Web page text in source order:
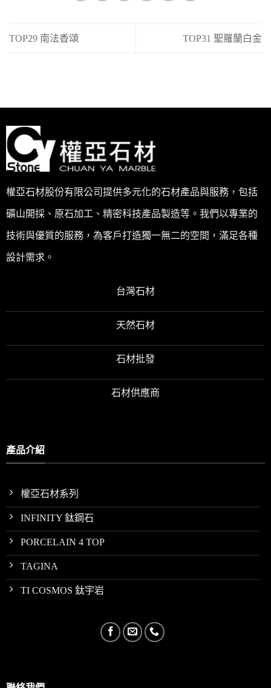
TOP29 南法香頌 TOP31 聖羅蘭白金
權亞石材股份有限公司提供多元化的石材產品與服務，包括
礦山開採、原石加工、精密科技產品製造等。我們以專業的
技術與優質的服務，為客戶打造獨一無二的空間，滿足各種
設計需求。
台灣石材
天然石材
石材批發
石材供應商
產品介紹
權亞石材系列
INFINITY 鈦鋼石
PORCELAIN 4 TOP
TAGINA
TI COSMOS 鈦宇岩